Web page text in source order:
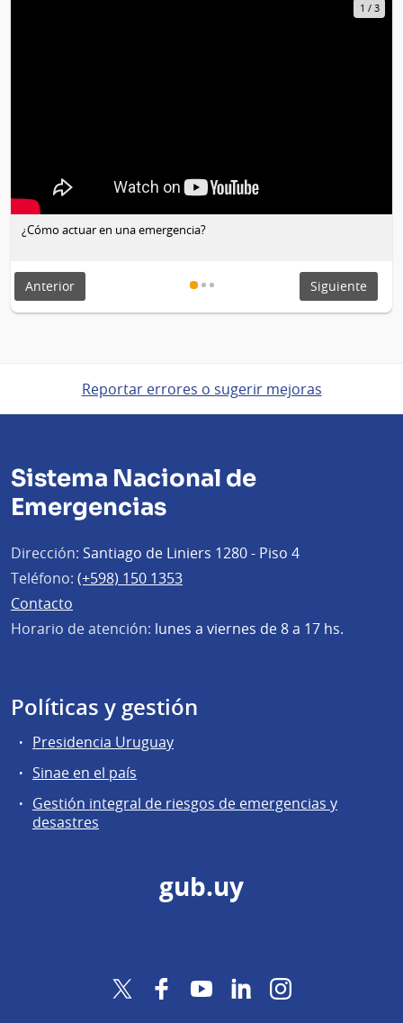
1 / 3
¿Cómo actuar en una emergencia?
Anterior Siguiente
Reportar errores o sugerir mejoras
Sistema Nacional de
Emergencias
Dirección: Santiago de Liniers 1280 - Piso 4
Teléfono: (+598) 150 1353
Contacto
Horario de atención: lunes a viernes de 8 a 17 hs.
Políticas y gestión
Presidencia Uruguay
Sinae en el país
Gestión integral de riesgos de emergencias y
desastres
gub.uy
Twitter FacebookYouTubeLinkedInInstagram